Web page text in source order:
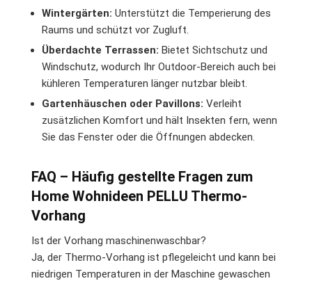
Wintergärten: Unterstützt die Temperierung des
Raums und schützt vor Zugluft.
Überdachte Terrassen: Bietet Sichtschutz und
Windschutz, wodurch Ihr Outdoor-Bereich auch bei
kühleren Temperaturen länger nutzbar bleibt.
Gartenhäuschen oder Pavillons: Verleiht
zusätzlichen Komfort und hält Insekten fern, wenn
Sie das Fenster oder die Öffnungen abdecken.
FAQ – Häufig gestellte Fragen zum
Home Wohnideen PELLU Thermo-
Vorhang
Ist der Vorhang maschinenwaschbar?
Ja, der Thermo-Vorhang ist pflegeleicht und kann bei
niedrigen Temperaturen in der Maschine gewaschen